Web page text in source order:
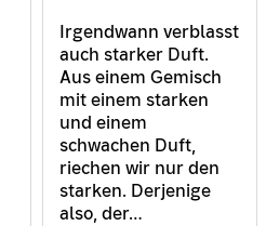
Irgendwann verblasst
auch starker Duft.
Aus einem Gemisch
mit einem starken
und einem
schwachen Duft,
riechen wir nur den
starken. Derjenige
also, der…